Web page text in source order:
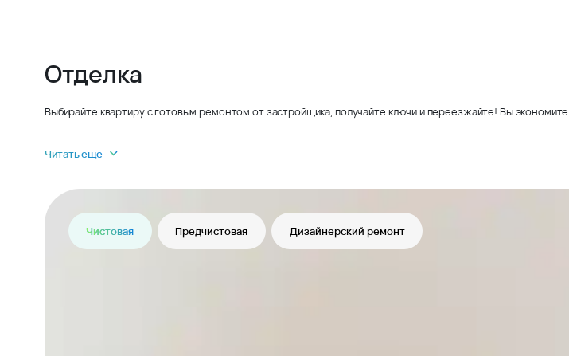
Отделка
Выбирайте квартиру с готовым ремонтом от застройщика, получайте ключи и переезжайте! Вы
Читать еще
Чистовая Предчистовая Дизайнерский ремонт